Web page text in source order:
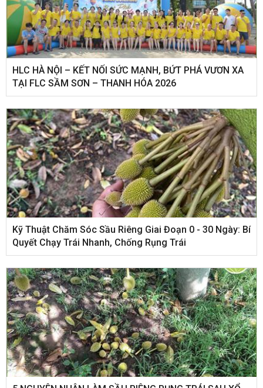
HLC HÀ NỘI – KẾT NỐI SỨC MẠNH, BỨT PHÁ VƯƠN XA
TẠI FLC SẦM SƠN – THANH HÓA 2026
Kỹ Thuật Chăm Sóc Sầu Riêng Giai Đoạn 0 - 30 Ngày: Bí
Quyết Chạy Trái Nhanh, Chống Rụng Trái